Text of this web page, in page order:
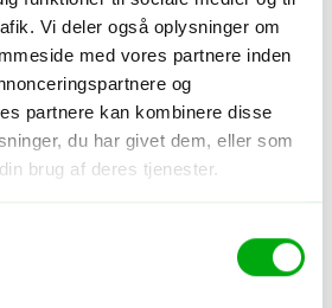
Vi deler også oplysninger om
med vores partnere inden
og
partnere kan kombinere disse
du har givet dem, eller som
brug af deres tjenester.